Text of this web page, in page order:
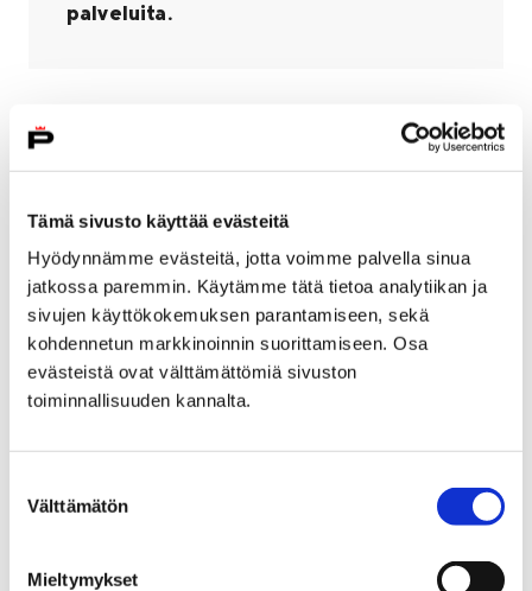
Tämä sivusto käyttää evästeitä
Hyödynnämme evästeitä, jotta voimme palvella sinua
jatkossa paremmin. Käytämme tätä tietoa analytiikan ja
sivujen käyttökokemuksen parantamiseen, sekä
kohdennetun markkinoinnin suorittamiseen. Osa
evästeistä ovat välttämättömiä sivuston
toiminnallisuuden kannalta.
valinta
Välttämätön
Mieltymykset
palveluita.
Kasvimaapalstojen varauspalvelu
Asunnonhakulomake – Porin YH-
Asunnot Oy